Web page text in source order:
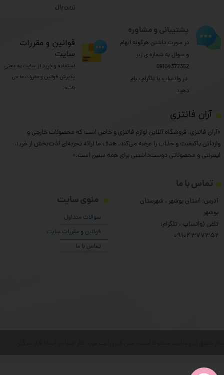
​آران فانتزی
«آران فانتزی، فروشگاه آنلاین لوازم فانتزی و خاص است که محصولات خارجی و
وارداتی باکیفیت و جذاب را عرضه می‌کند. هدف ما ارائه تجربه‌ای لذت‌بخش از خرید
اینترنتی و محصولاتی دوست‌داشتنی برای همه سنین است.»
منوی سایت
سوالات متداول
قوانین و مقررات سایت
تماس با ما
تماس با ما
آدرس: استان بوشهر ، شهرستان
بوشهر
تلفن (واتساپ ، تلگرام:
۰9104377352
​​​​​​​زرین پال
پشتیبانی و مشاوره
در صورت داشتن هرگونه ابهام
و سوال به شماره ی زیر
09104377352
​​​​​​​ در واتساپ یا تلگرام پیام
دهید
​قوانین و مقررات
سایت
استفاده و خرید از سایت به معنی
پذیرش قوانین و مقررات ما می
باشد.